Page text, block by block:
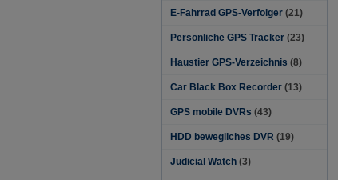
E-Fahrrad GPS-Verfolger (21)
Persönliche GPS Tracker (23)
Haustier GPS-Verzeichnis (8)
Car Black Box Recorder (13)
GPS mobile DVRs (43)
HDD bewegliches DVR (19)
Judicial Watch (3)